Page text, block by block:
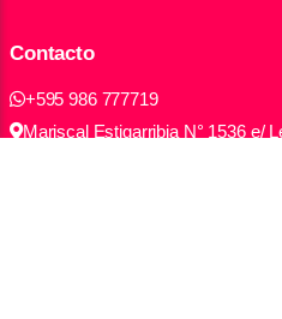
Contacto
+595 986 777719
Mariscal Estigarribia N° 1536 e/